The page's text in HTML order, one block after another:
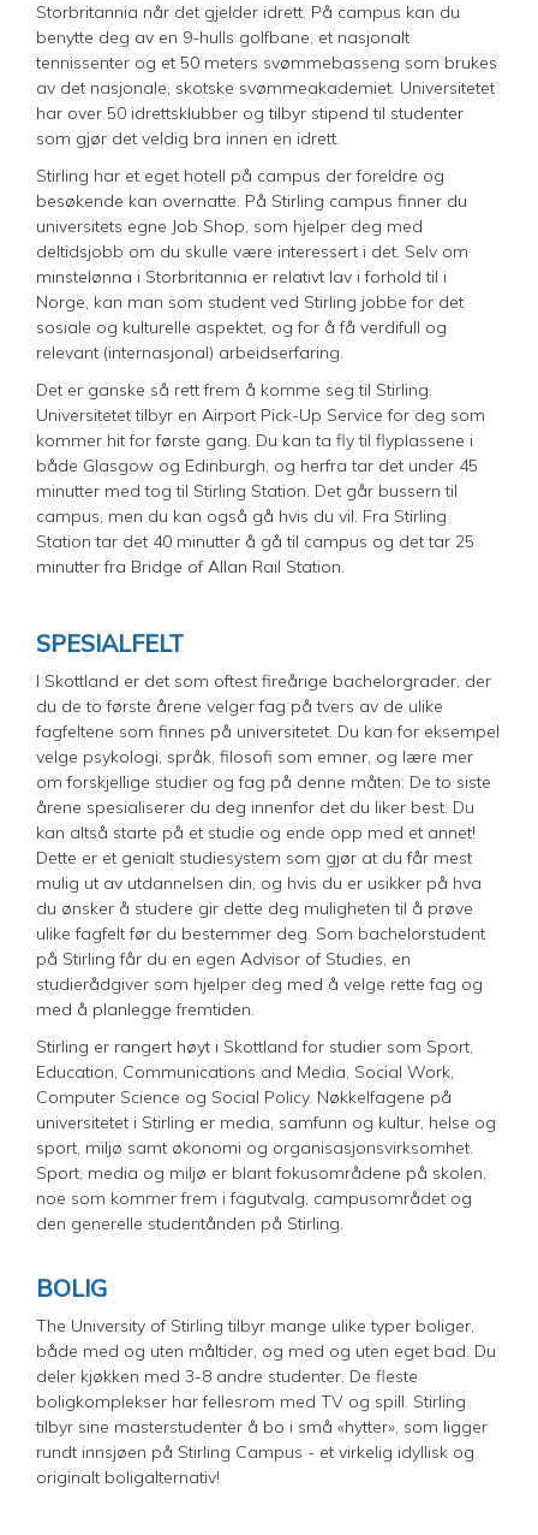
Storbritannia når det gjelder idrett. På campus kan du
benytte deg av en 9-hulls golfbane, et nasjonalt
tennissenter og et 50 meters svømmebasseng som brukes
av det nasjonale, skotske svømmeakademiet. Universitetet
har over 50 idrettsklubber og tilbyr stipend til studenter
som gjør det veldig bra innen en idrett.
Stirling har et eget hotell på campus der foreldre og
besøkende kan overnatte. På Stirling campus finner du
universitets egne Job Shop, som hjelper deg med
deltidsjobb om du skulle være interessert i det. Selv om
minstelønna i Storbritannia er relativt lav i forhold til i
Norge, kan man som student ved Stirling jobbe for det
sosiale og kulturelle aspektet, og for å få verdifull og
relevant (internasjonal) arbeidserfaring.
Det er ganske så rett frem å komme seg til Stirling.
Universitetet tilbyr en Airport Pick-Up Service for deg som
kommer hit for første gang. Du kan ta fly til flyplassene i
både Glasgow og Edinburgh, og herfra tar det under 45
minutter med tog til Stirling Station. Det går bussern til
campus, men du kan også gå hvis du vil. Fra Stirling
Station tar det 40 minutter å gå til campus og det tar 25
minutter fra Bridge of Allan Rail Station.
SPESIALFELT
I Skottland er det som oftest fireårige bachelorgrader, der
du de to første årene velger fag på tvers av de ulike
fagfeltene som finnes på universitetet. Du kan for eksempel
velge psykologi, språk, filosofi som emner, og lære mer
om forskjellige studier og fag på denne måten. De to siste
årene spesialiserer du deg innenfor det du liker best. Du
kan altså starte på et studie og ende opp med et annet!
Dette er et genialt studiesystem som gjør at du får mest
mulig ut av utdannelsen din, og hvis du er usikker på hva
du ønsker å studere gir dette deg muligheten til å prøve
ulike fagfelt før du bestemmer deg. Som bachelorstudent
på Stirling får du en egen Advisor of Studies, en
studierådgiver som hjelper deg med å velge rette fag og
med å planlegge fremtiden.
Stirling er rangert høyt i Skottland for studier som Sport,
Education, Communications and Media, Social Work,
Computer Science og Social Policy. Nøkkelfagene på
universitetet i Stirling er media, samfunn og kultur, helse og
sport, miljø samt økonomi og organisasjonsvirksomhet.
Sport, media og miljø er blant fokusområdene på skolen,
noe som kommer frem i fagutvalg, campusområdet og
den generelle studentånden på Stirling.
BOLIG
The University of Stirling tilbyr mange ulike typer boliger,
både med og uten måltider, og med og uten eget bad. Du
deler kjøkken med 3-8 andre studenter. De fleste
boligkomplekser har fellesrom med TV og spill. Stirling
tilbyr sine masterstudenter å bo i små «hytter», som ligger
rundt innsjøen på Stirling Campus - et virkelig idyllisk og
originalt boligalternativ!